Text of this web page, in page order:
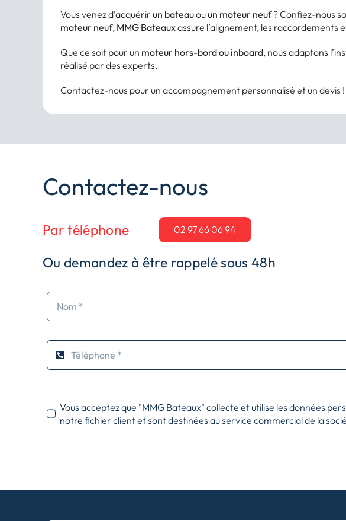
Vous venez d’acquérir un bateauouun moteur neuf? Confiez-nous
moteur neuf, MMG Bateauxassure l’alignement, les raccordements
Que ce soit pour un moteur hors-bord ou inboard, nous adaptons
réalisé par des experts.
Contactez-nous pour un accompagnement personnalisé et un devis !
Contactez-nous
Par téléphone 02 97 66 06 94
Ou demandez à être rappelé sous 48h
Vous acceptez que "MMG Bateaux" collecte et utilise les données
notre fichier client et sont destinées au service commercial de la